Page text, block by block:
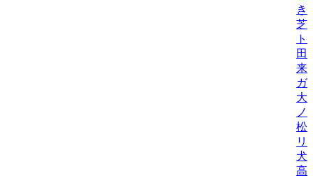
き
芝
ト
田
来/
ガ
大
ノ
松
リ
犬
高